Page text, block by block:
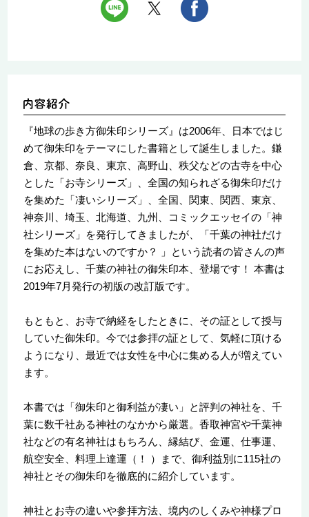
『地球の歩き方御朱印シリーズ』は2006年、日本ではじ
めて御朱印をテーマにした書籍として誕生しました。鎌
倉、京都、奈良、東京、高野山、秩父などの古寺を中心
とした「お寺シリーズ」、全国の知られざる御朱印だけ
を集めた「凄いシリーズ」、全国、関東、関西、東京、
神奈川、埼玉、北海道、九州、コミックエッセイの「神
社シリーズ」を発行してきましたが、「千葉の神社だけ
を集めた本はないのですか？ 」という読者の皆さんの声
にお応えし、千葉の神社の御朱印本、登場です！ 本書は
2019年7月発行の初版の改訂版です。
もともと、お寺で納経をしたときに、その証として授与
していた御朱印。今では参拝の証として、気軽に頂ける
ようになり、最近では女性を中心に集める人が増えてい
ます。
本書では「御朱印と御利益が凄い」と評判の神社を、千
葉に数千社ある神社のなかから厳選。香取神宮や千葉神
社などの有名神社はもちろん、縁結び、金運、仕事運、
航空安全、料理上達運（！ ）まで、御利益別に115社の
神社とその御朱印を徹底的に紹介しています。
神社とお寺の違いや参拝方法、境内のしくみや神様プロ